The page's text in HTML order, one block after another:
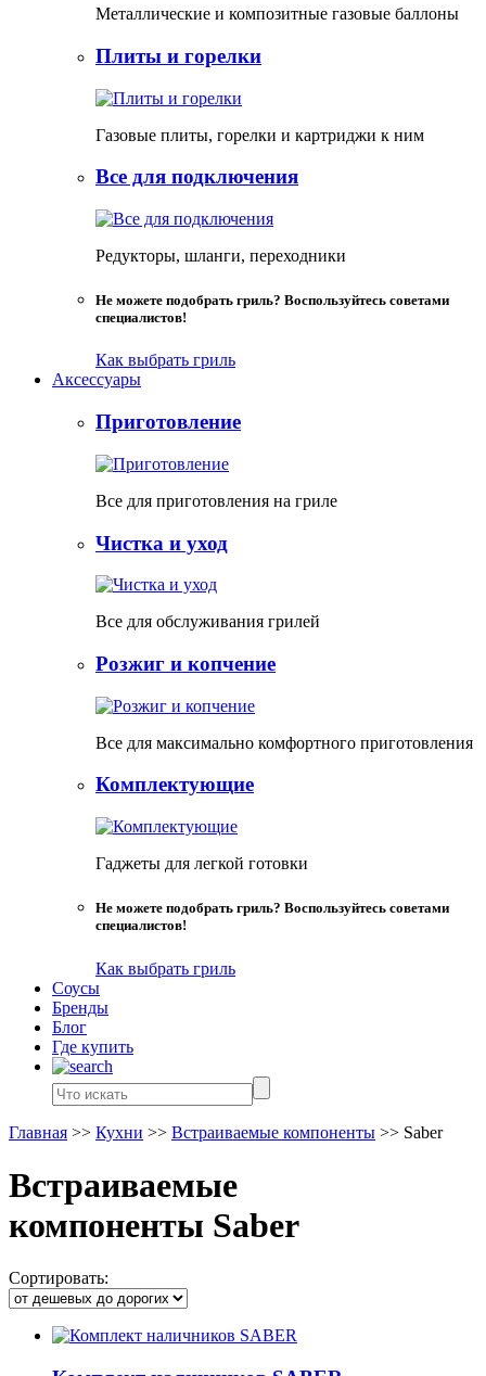
Металлические и композитные газовые баллоны
Плиты и горелки
Газовые плиты, горелки и картриджи к ним
Все для подключения
Редукторы, шланги, переходники
Не можете подобрать гриль? Воспользуйтесь советами
специалистов!
Как выбрать гриль
Аксессуары
Приготовление
Все для приготовления на гриле
Чистка и уход
Все для обслуживания грилей
Розжиг и копчение
Все для максимально комфортного приготовления
Комплектующие
Гаджеты для легкой готовки
Не можете подобрать гриль? Воспользуйтесь советами
специалистов!
Как выбрать гриль
Соусы
Бренды
Блог
Где купить
Главная >> Кухни >> Встраиваемые компоненты >> Saber
Встраиваемые
компоненты Saber
Сортировать: